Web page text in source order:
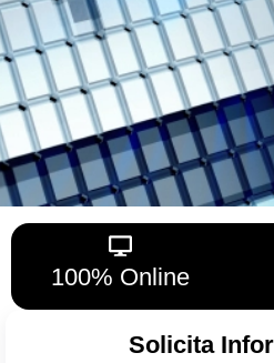
100% Online
Solicita